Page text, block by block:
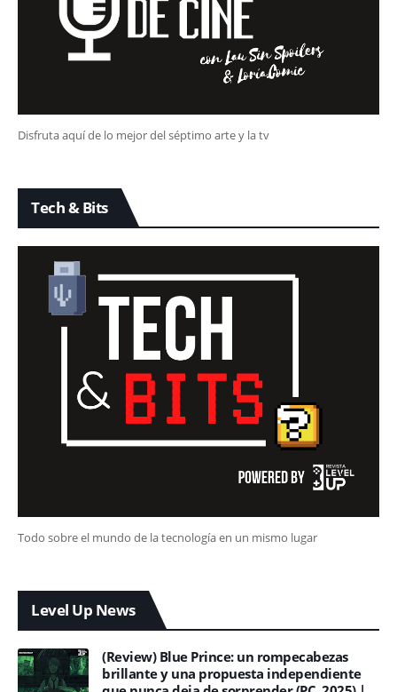
Disfruta aquí de lo mejor del séptimo arte y la tv
Tech & Bits
Todo sobre el mundo de la tecnología en un mismo lugar
Level Up News
(Review) Blue Prince: un rompecabezas
brillante y una propuesta independiente